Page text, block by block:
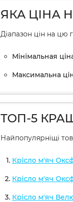
ЯКА ЦІНА
Діапазон цін на цю
Мінімальная
Максимальна
ТОП-5
Найпопулярніщі
Крісло м'яч
Крісло м'яч
Крісло м'яч